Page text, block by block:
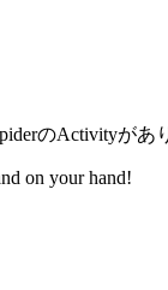
のActivityがあ
on your hand!